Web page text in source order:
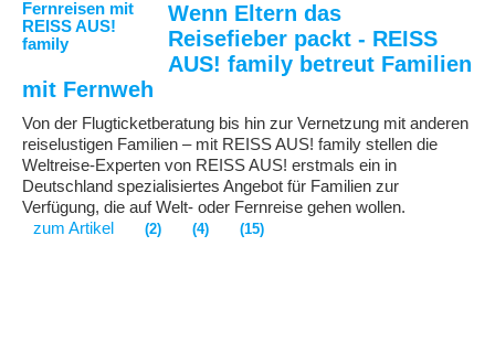
Wenn Eltern das
Reisefieber packt - REISS
AUS! family betreut Familien
mit Fernweh
Von der Flugticketberatung bis hin zur Vernetzung mit anderen
reiselustigen Familien – mit REISS AUS! family stellen die
Weltreise-Experten von REISS AUS! erstmals ein in
Deutschland spezialisiertes Angebot für Familien zur
Verfügung, die auf Welt- oder Fernreise gehen wollen.
zum Artikel
(2) (4) (15)